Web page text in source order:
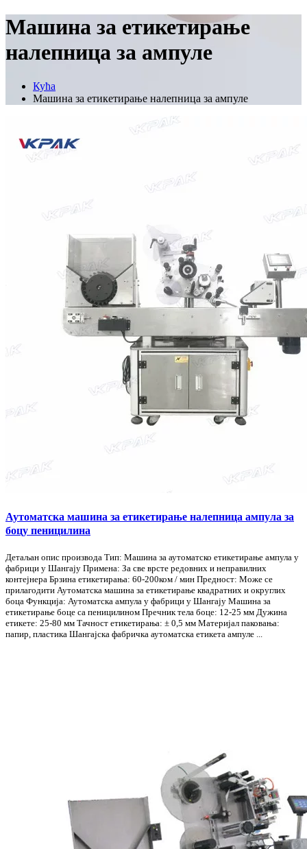
Машина за етикетирање
налепница за ампуле
Кућа
Машина за етикетирање налепница за ампуле
Аутоматска машина за етикетирање налепница ампула за
боцу пеницилина
Детаљан опис производа Тип: Машина за аутоматско етикетирање ампула у
фабрици у Шангају Примена: За све врсте редовних и неправилних
контејнера Брзина етикетирања: 60-200ком / мин Предност: Може се
прилагодити Аутоматска машина за етикетирање квадратних и округлих
боца Функција: Аутоматска ампула у фабрици у Шангају Машина за
етикетирање боце са пеницилином Пречник тела боце: 12-25 мм Дужина
етикете: 25-80 мм Тачност етикетирања: ± 0,5 мм Материјал паковања:
папир, пластика Шангајска фабричка аутоматска етикета ампуле ...